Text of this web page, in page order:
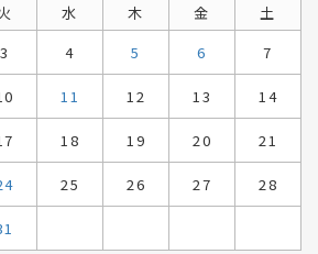
水 木 金
土
3 4 5 6 7
11 12 13 14
18 19 20 21
25 26 27 28